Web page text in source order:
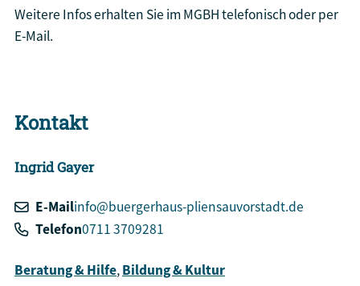
Weitere Infos erhalten Sie im MGBH telefonisch oder per
E-Mail.
Kontakt
IngridGayer
E-Mailinfo@buergerhaus-pliensauvorstadt.de
Telefon0711 3709281
Beratung & Hilfe,Bildung & Kultur